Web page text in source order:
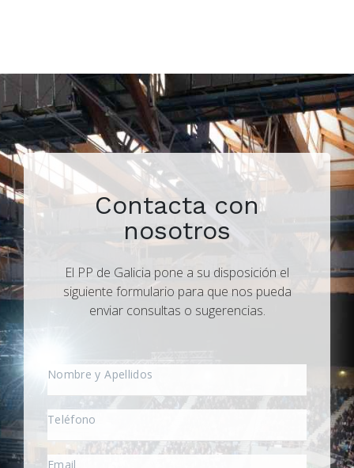
Contacta con
nosotros
El PP de Galicia pone a su disposición el
siguiente formulario para que nos pueda
enviar consultas o sugerencias.